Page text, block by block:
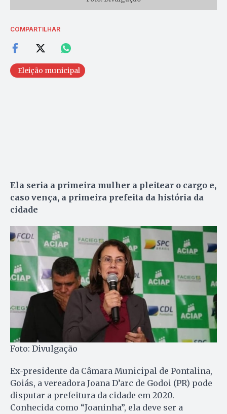
COMPARTILHAR
Eleição municipal
Ela seria a primeira mulher a pleitear o cargo e,
caso vença, a primeira prefeita da história da
cidade
Foto: Divulgação
Ex-presidente da Câmara Municipal de Pontalina,
Goiás, a vereadora Joana D’arc de Godoi (PR) pode
disputar a prefeitura da cidade em 2020.
Conhecida como “Joaninha”, ela deve ser a